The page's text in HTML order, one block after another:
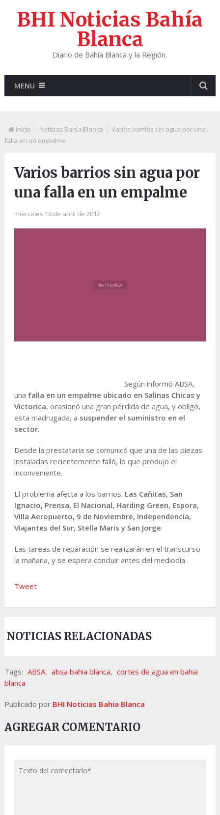
BHI Noticias Bahía
Blanca
Diario de Bahía Blanca y la Región.
MENU
Inicio Noticias Bahía Blanca
Varios barrios sin agua por una
falla en un empalme
Varios barrios sin agua por
una falla en un empalme
miércoles 18 de abril de 2012
Según informó ABSA,
una falla en un empalme ubicado en Salinas Chicas y
Victorica, ocasionó una gran pérdida de agua, y obligó,
esta madrugada, a suspender el suministro en el
sector.
Desde la prestataria se comunicó que una de las piezas
instaladas recientemente falló, lo que produjo el
inconveniente.
El problema afecta a los barrios: Las Cañitas, San
Ignacio, Prensa, El Nacional, Harding Green, Espora,
Villa Aeropuerto, 9 de Noviembre, Independencia,
Viajantes del Sur, Stella Maris y San Jorge.
Las tareas de reparación se realizarán en el transcurso
la mañana, y se espera concluir antes del mediodía.
Tweet
NOTICIAS RELACIONADAS
Tags: ABSA, absa bahia blanca, cortes de agua en bahia
blanca
Publicado por BHI Noticias Bahia Blanca
AGREGAR COMENTARIO